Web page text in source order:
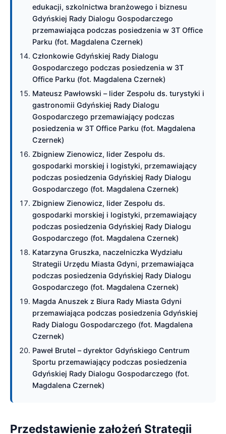
edukacji, szkolnictwa branżowego i biznesu
Gdyńskiej Rady Dialogu Gospodarczego
przemawiająca podczas posiedzenia w 3T Office
Parku (fot. Magdalena Czernek)
Członkowie Gdyńskiej Rady Dialogu
Gospodarczego podczas posiedzenia w 3T
Office Parku (fot. Magdalena Czernek)
Mateusz Pawłowski – lider Zespołu ds. turystyki i
gastronomii Gdyńskiej Rady Dialogu
Gospodarczego przemawiający podczas
posiedzenia w 3T Office Parku (fot. Magdalena
Czernek)
Zbigniew Zienowicz, lider Zespołu ds.
gospodarki morskiej i logistyki, przemawiający
podczas posiedzenia Gdyńskiej Rady Dialogu
Gospodarczego (fot. Magdalena Czernek)
Zbigniew Zienowicz, lider Zespołu ds.
gospodarki morskiej i logistyki, przemawiający
podczas posiedzenia Gdyńskiej Rady Dialogu
Gospodarczego (fot. Magdalena Czernek)
Katarzyna Gruszka, naczelniczka Wydziału
Strategii Urzędu Miasta Gdyni, przemawiająca
podczas posiedzenia Gdyńskiej Rady Dialogu
Gospodarczego (fot. Magdalena Czernek)
Magda Anuszek z Biura Rady Miasta Gdyni
przemawiająca podczas posiedzenia Gdyńskiej
Rady Dialogu Gospodarczego (fot. Magdalena
Czernek)
Paweł Brutel – dyrektor Gdyńskiego Centrum
Sportu przemawiający podczas posiedzenia
Gdyńskiej Rady Dialogu Gospodarczego (fot.
Magdalena Czernek)
Przedstawienie założeń Strategii